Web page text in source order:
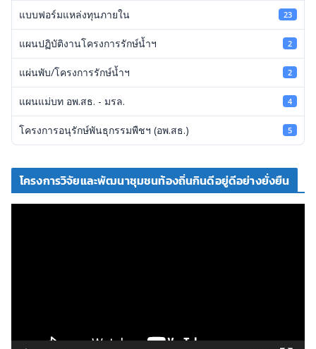
แบบฟอร์มแหล่งทุนภายใน 23
แผนปฏิบัติงานโครงการรักษ์น้ำฯ 2
แผ่นพับ/โครงการรักษ์น้ำฯ 2
แผนแม่บท อพ.สธ. - มรล. 4
โครงการอนุรักษ์พันธุกรรมพืชฯ (อพ.สธ.) 5
โครงการวิจัยและพัฒนาชุมชนท้องถิ่นกินดีอยู่ดีอย่างยั่งยืน